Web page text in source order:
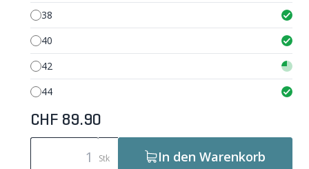
38
40
42
44
CHF 89.90
Stk In den Warenkorb